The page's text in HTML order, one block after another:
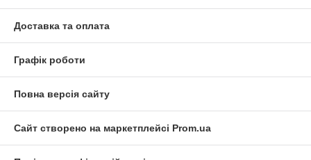
Доставка та оплата
Графік роботи
Повна версія сайту
Сайт створено на маркетплейсі Prom.ua